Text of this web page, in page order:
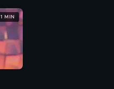
1 MIN